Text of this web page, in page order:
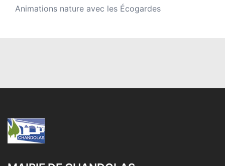
Animations nature avec les Écogardes